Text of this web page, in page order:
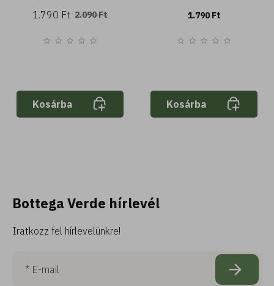
1.790 Ft 2.090 Ft
Kosárba
1.790 Ft
Kosárba
Bottega Verde hírlevél
Iratkozz fel hírlevelünkre!